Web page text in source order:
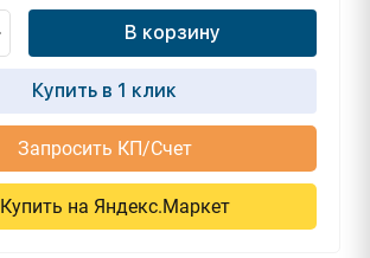
В корзину
Купить в 1 клик
Запросить КП/Счет
Купить на Яндекс.Маркет